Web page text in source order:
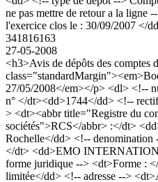
ne pas mettre de retour a la ligne
l'exercice clos le : 30/09/2007 </
341816163
27-05-2008
<h3>Avis de dépôts des comptes
27/05/2008</em></p> <dl> <!--
n° </dt><dd>1744</dd> <!--
> <dt><abbr title="Registre du
sociétés">RCS</abbr> :</dt>
Rochelle</dd> <!-- denomination
</dt> <dd>EMO
forme juridique --> <dt>Forme :
limitée</dd> <!-- adresse -->